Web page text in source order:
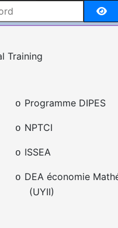
Training
o Programme DIPES
o NPTCI
o ISSEA
o DEA économie
(UYII)